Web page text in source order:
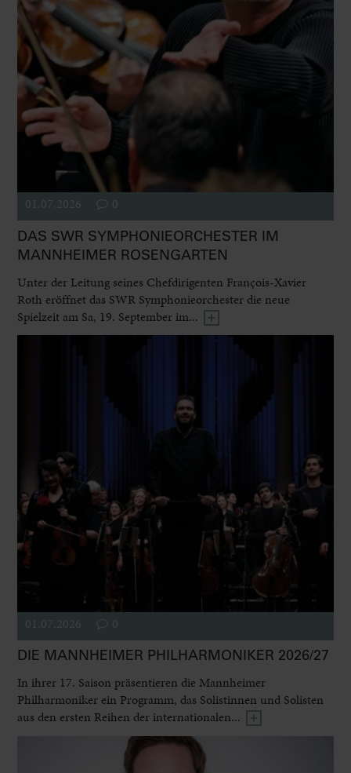
01.07.2026 0
DAS SWR SYMPHONIEORCHESTER IM
MANNHEIMER ROSENGARTEN
Unter der Leitung seines Chefdirigenten François-Xavier
Roth eröffnet das SWR Symphonieorchester die neue
Spielzeit am Sa, 19. September im...
01.07.2026 0
DIE MANNHEIMER PHILHARMONIKER 2026/27
In ihrer 17. Saison präsentieren die Mannheimer
Philharmoniker ein Programm, das Solistinnen und Solisten
aus den ersten Reihen der internationalen...